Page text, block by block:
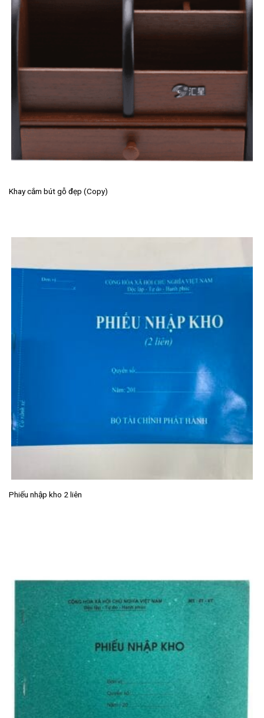
Khay cắm bút gỗ đẹp (Copy)
Phiếu nhập kho 2 liên